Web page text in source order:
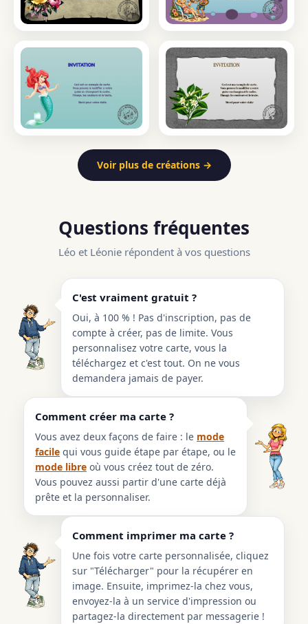
Voir plus de créations →
Questions fréquentes
Léo et Léonie répondent à vos questions
C'est vraiment gratuit ?
Oui, à 100 % ! Pas d'inscription, pas de
compte à créer, pas de limite. Vous
personnalisez votre carte, vous la
téléchargez et c'est tout. On ne vous
demandera jamais de payer.
Comment créer ma carte ?
Vous avez deux façons de faire : le mode
facile qui vous guide étape par étape, ou le
mode libre où vous créez tout de zéro.
Vous pouvez aussi partir d'une carte déjà
prête et la personnaliser.
Comment imprimer ma carte ?
Une fois votre carte personnalisée, cliquez
sur "Télécharger" pour la récupérer en
image. Ensuite, imprimez-la chez vous,
envoyez-la à un service d'impression ou
partagez-la directement par messagerie !